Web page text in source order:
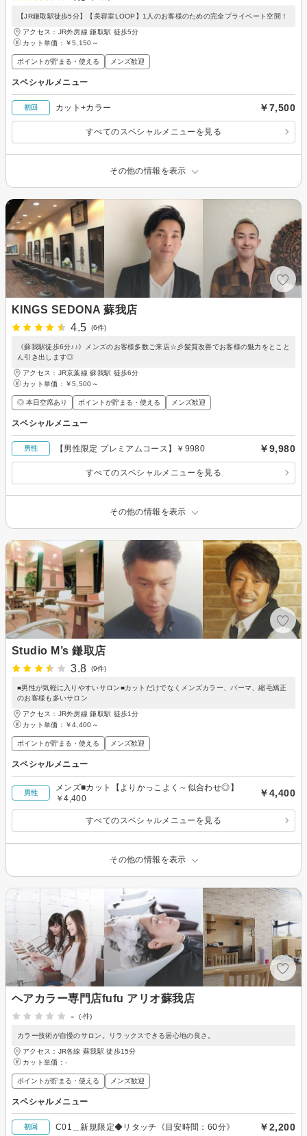
【JR鎌取駅徒歩5分】【美容室LOOP】1人のお客様のための完全プライベート空間！
アクセス：JR外房線 鎌取駅 徒歩5分
カット単価： ￥5,150～
ポイントが貯まる・使える メンズ歓迎
スペシャルメニュー
初回 カット+カラー ￥7,500
すべてのスペシャルメニューを見る
その他の情報を表示
KINGS SEDONA 蘇我店
4.5
(6件)
《蘇我駅徒歩6分♪♪》メンズのお客様多数ご来店☆彡髪質改善でお客様の魅力をとこと
ん引き出します◎
アクセス：JR京葉線 蘇我駅 徒歩6分
カット単価： ￥5,500～
◎ 本日空席あり ポイントが貯まる・使える メンズ歓迎
スペシャルメニュー
男性 【男性限定 プレミアムコース】￥9980 ￥9,980
すべてのスペシャルメニューを見る
その他の情報を表示
Studio M’s 鎌取店
3.8
(9件)
■男性が気軽に入りやすいサロン■カットだけでなくメンズカラー、パーマ、縮毛矯正
のお客様も多いサロン
アクセス：JR外房線 鎌取駅 徒歩1分
カット単価： ￥4,400～
ポイントが貯まる・使える メンズ歓迎
スペシャルメニュー
男性
メンズ■カット【よりかっこよく～似合わせ◎】
￥4,400
￥4,400
すべてのスペシャルメニューを見る
その他の情報を表示
ヘアカラー専門店fufu アリオ蘇我店
-
(-件)
カラー技術が自慢のサロン。リラックスできる居心地の良さ。
アクセス：JR各線 蘇我駅 徒歩15分
カット単価： -
ポイントが貯まる・使える メンズ歓迎
スペシャルメニュー
初回 C01＿新規限定◆リタッチ《目安時間：60分》 ￥2,200